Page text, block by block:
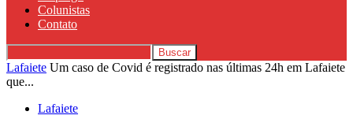
Colunistas
Contato
Lafaiete Um caso de Covid é registrado nas últimas 24h em Lafaiete
que...
Lafaiete